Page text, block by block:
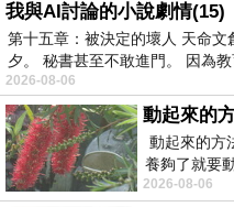
網」，此網站上傳了豐
閱讀。內容豐富，有免
題、基督教讚美詩歌、
的經歷見證、基督教電
資源每日更新，使我們
讓我們的心與主更貼近
我與AI討論的小說劇情(15)
第十五章：被決定的壞人 天命
夕。 秘書甚至不敢進門。 因為
2026-08-06
動起來的
動起來的
養夠了就要
2026-08-06